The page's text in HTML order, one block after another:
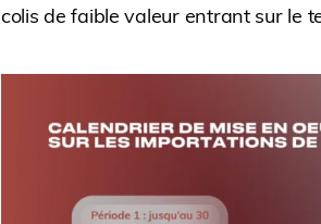
colis de faible valeur entrant sur le